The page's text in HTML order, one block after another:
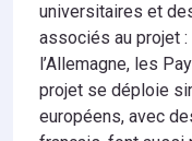
universitaires et
associés au projet :
l’Allemagne, les
projet se déploie
européens, avec